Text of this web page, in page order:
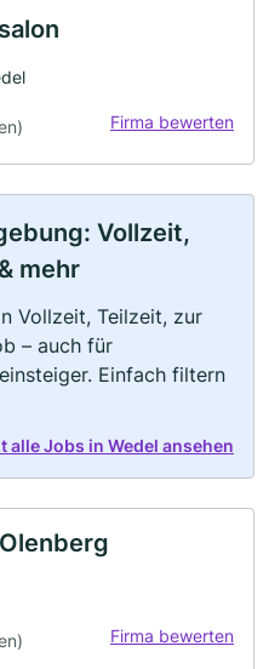
Firma bewerten
Vollzeit,
mehr
Vollzeit, Teilzeit, zur
– auch für
Einfach filtern
alle Jobs in Wedel ansehen
Firma bewerten